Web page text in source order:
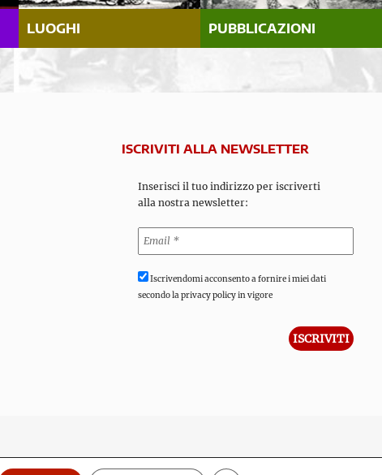
LUOGHI PUBBLICAZIONI
ISCRIVITI ALLA NEWSLETTER
Inserisci il tuo indirizzo per iscriverti
alla nostra newsletter:
Iscrivendomi acconsento a fornire i miei dati
secondo la privacy policy in vigore